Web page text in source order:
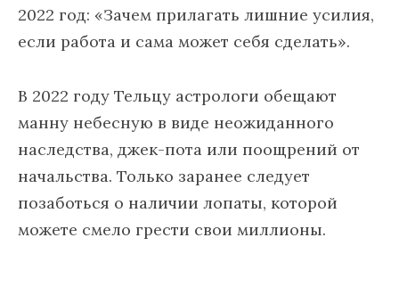
2022 год: «Зачем прилагать лишние усилия,
если работа и сама может себя сделать».
В 2022 году Тельцу астрологи обещают
манну небесную в виде неожиданного
наследства, джек-пота или поощрений от
начальства. Только заранее следует
позаботься о наличии лопаты, которой
можете смело грести свои миллионы.